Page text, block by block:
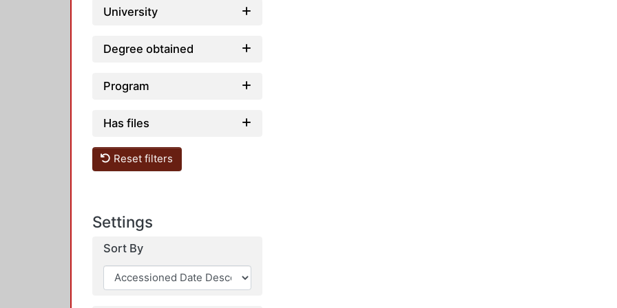
University
Degree obtained
Program
Has files
Reset filters
Settings
Sort By